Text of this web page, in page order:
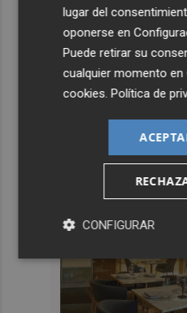
lugar del
oponerse en
Puede retirar su
cualquier momento en
cookies.Política de
CONFIGURAR